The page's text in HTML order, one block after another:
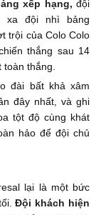
xếp hạng,đội
xa đội nhì bảng
trội của Colo Colo
thắng sau 14
thắng.
đài bất khả xâm
đây nhất, và ghi
tột độ cùng khát
hảo để đội chủ
lại là một bức
Đội khách hiện